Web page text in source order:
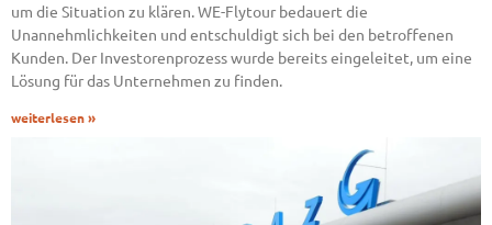
um die Situation zu klären. WE-Flytour bedauert die
Unannehmlichkeiten und entschuldigt sich bei den betroffenen
Kunden. Der Investorenprozess wurde bereits eingeleitet, um eine
Lösung für das Unternehmen zu finden.
weiterlesen »